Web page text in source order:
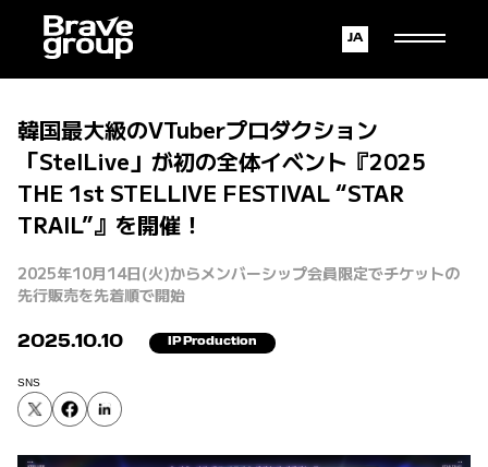
English
Japanese
韓国最大級のVTuberプロダクション
「StelLive」が初の全体イベント『2025
THE 1st STELLIVE FESTIVAL “STAR
TRAIL”』を開催！
2025年10月14日(火)からメンバーシップ会員限定でチケットの
先行販売を先着順で開始
2025.10.10 IP Production
SNS